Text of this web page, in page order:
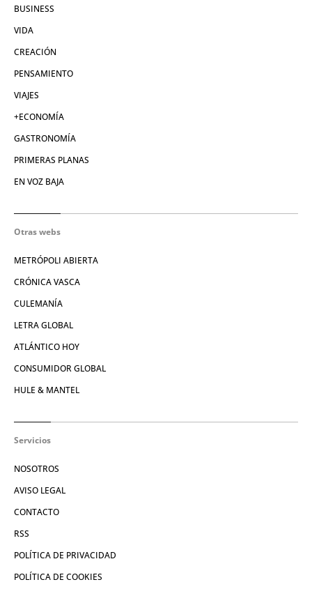
BUSINESS
VIDA
CREACIÓN
PENSAMIENTO
VIAJES
+ECONOMÍA
GASTRONOMÍA
PRIMERAS PLANAS
EN VOZ BAJA
Otras webs
METRÓPOLI ABIERTA
CRÓNICA VASCA
CULEMANÍA
LETRA GLOBAL
ATLÁNTICO HOY
CONSUMIDOR GLOBAL
HULE & MANTEL
Servicios
NOSOTROS
AVISO LEGAL
CONTACTO
RSS
POLÍTICA DE PRIVACIDAD
POLÍTICA DE COOKIES